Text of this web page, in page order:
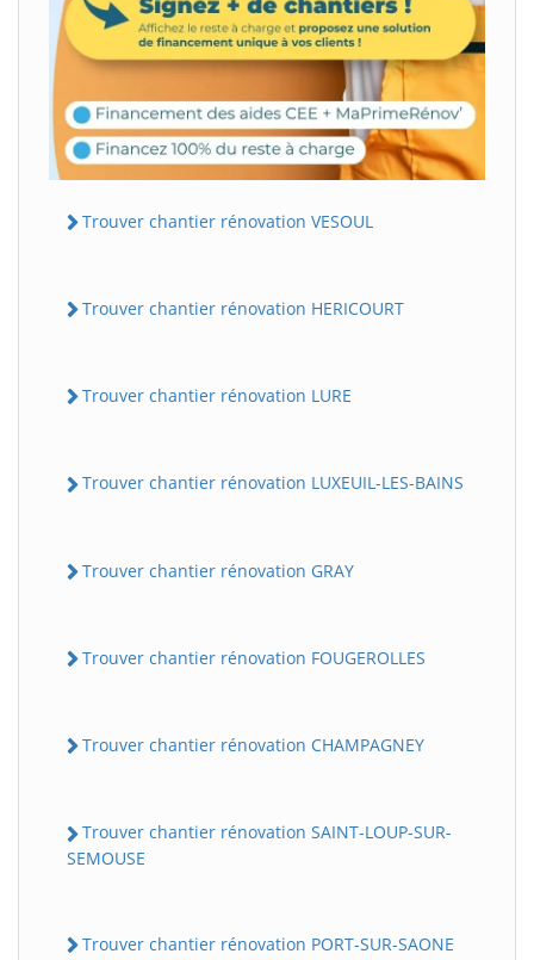
Trouver chantier rénovation VESOUL
Trouver chantier rénovation HERICOURT
Trouver chantier rénovation LURE
Trouver chantier rénovation LUXEUIL-LES-BAINS
Trouver chantier rénovation GRAY
Trouver chantier rénovation FOUGEROLLES
Trouver chantier rénovation CHAMPAGNEY
Trouver chantier rénovation SAINT-LOUP-SUR-
SEMOUSE
Trouver chantier rénovation PORT-SUR-SAONE